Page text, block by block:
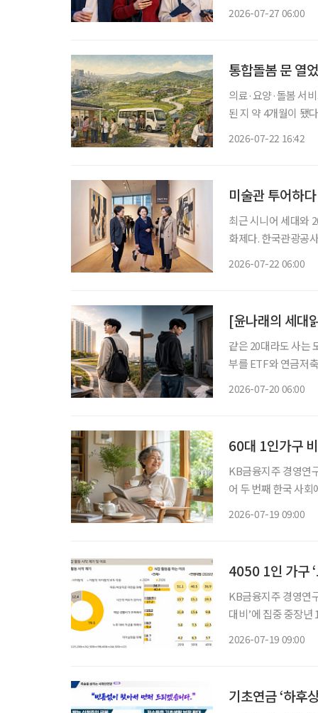
2026-07-27 06:00
통합돌봄 문 열
의료·요양·돌봄 서
된 지 약 4개월이 됐
2026-07-22 16:42
미술관 투어하
최근 시니어 세대와
화제다. 한국관광공
2026-07-22 06:00
[윤나래의 세대
같은 20대라도 사는
부를 ETF와 연금저
2026-07-20 06:00
60대 1인가구
KB금융지주 경영연구소 ‘1인가구 보
어 두 번째 한국 사회에서 ‘혼자 사는 노후’가 빠르게 늘고 있다. 특히 60대의 1인가구 비중이
2026-07-19 09:00
4050 1인 가구
KB금융지주 경영연
대비’에 집중 중장년 1인가구의 경제적 고민은 노후 대비 자금과 소득 안정, 자산관리 문제로
2026-07-19 09:00
기초연금 ‘하후